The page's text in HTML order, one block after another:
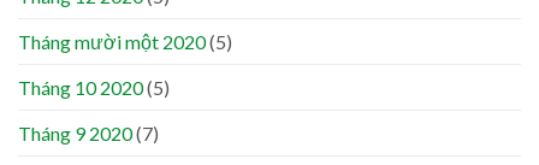
Tháng mười một 2020(5)
Tháng 10 2020(5)
Tháng 9 2020(7)